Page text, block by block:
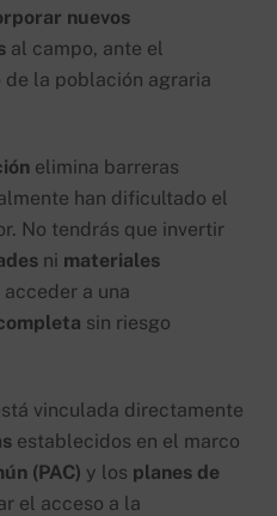
nuevos
al campo, ante el
la población agraria
elimina barreras
han dificultado el
No tendrás que invertir
ni materiales
a una
sin riesgo
vinculada directamente
establecidos en el marco
(PAC) y los planes de
el acceso a la